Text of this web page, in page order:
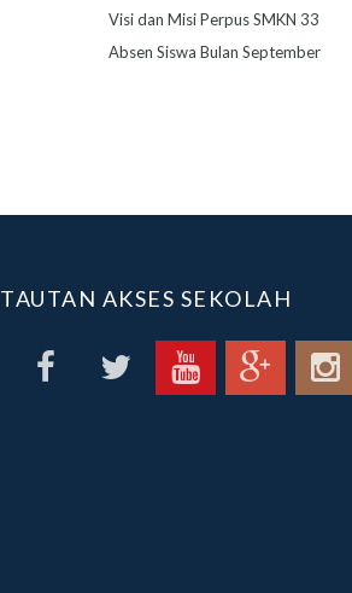
Visi dan Misi Perpus SMKN 33
Absen Siswa Bulan September
TAUTAN AKSES SEKOLAH